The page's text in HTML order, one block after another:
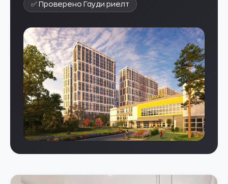
✅ Проверено Гауди риелт